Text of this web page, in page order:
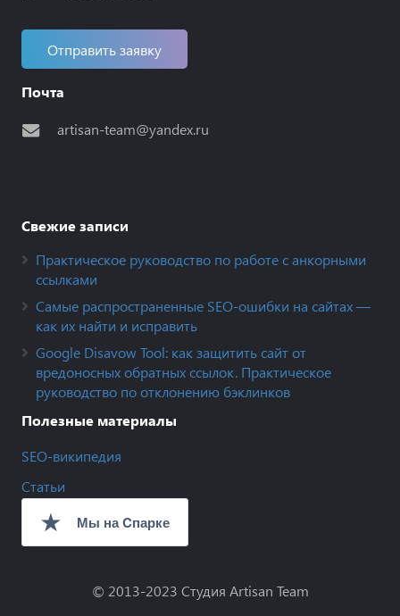
Отправить заявку
Почта
artisan-team@yandex.ru
Свежие записи
Практическое руководство по работе с анкорными
ссылками
Самые распространенные SEO-ошибки на сайтах —
как их найти и исправить
Google Disavow Tool: как защитить сайт от
вредоносных обратных ссылок. Практическое
руководство по отклонению бэклинков
Полезные материалы
SEO-википедия
Статьи
© 2013-2023 Студия Artisan Team